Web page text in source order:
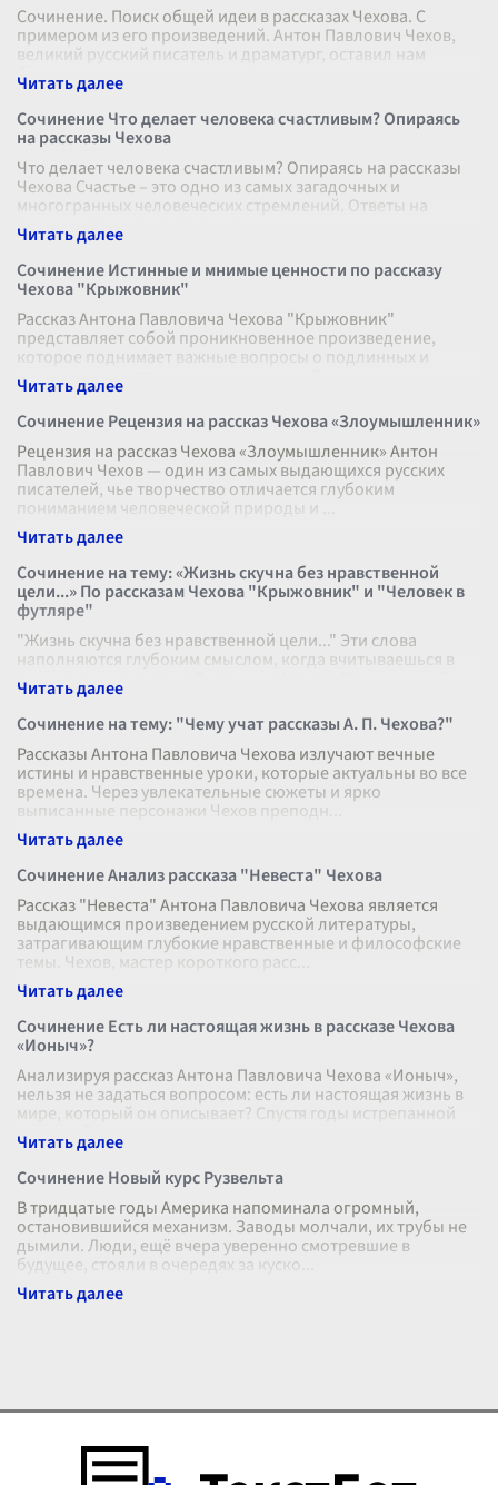
Сочинение. Поиск общей идеи в рассказах Чехова. С
примером из его произведений. Антон Павлович Чехов,
великий русский писатель и драматург, оставил нам
бесчисленное количество рас
Сочинение Что делает человека счастливым? Опираясь
на рассказы Чехова
Что делает человека счастливым? Опираясь на рассказы
Чехова Счастье – это одно из самых загадочных и
многогранных человеческих стремлений. Ответы на
вопрос о том, что делает челов
Сочинение Истинные и мнимые ценности по рассказу
Чехова "Крыжовник"
Рассказ Антона Павловича Чехова "Крыжовник"
представляет собой проникновенное произведение,
которое поднимает важные вопросы о подлинных и
мнимых ценностях в жизни человека. В цент
Сочинение Рецензия на рассказ Чехова «Злоумышленник»
Рецензия на рассказ Чехова «Злоумышленник» Антон
Павлович Чехов — один из самых выдающихся русских
писателей, чье творчество отличается глубоким
пониманием человеческой природы и
Сочинение на тему: «Жизнь скучна без нравственной
цели...» По рассказам Чехова "Крыжовник" и "Человек в
футляре"
"Жизнь скучна без нравственной цели..." Эти слова
наполняются глубоким смыслом, когда вчитываешься в
произведения Антона Павловича Чехова "Крыжовник" и
"Человек в футляре". Оба рас
Сочинение на тему: "Чему учат рассказы А. П. Чехова?"
Рассказы Антона Павловича Чехова излучают вечные
истины и нравственные уроки, которые актуальны во все
времена. Через увлекательные сюжеты и ярко
выписанные персонажи Чехов преподн
Сочинение Анализ рассказа "Невеста" Чехова
Рассказ "Невеста" Антона Павловича Чехова является
выдающимся произведением русской литературы,
затрагивающим глубокие нравственные и философские
темы. Чехов, мастер короткого расс
Сочинение Есть ли настоящая жизнь в рассказе Чехова
«Ионыч»?
Анализируя рассказ Антона Павловича Чехова «Ионыч»,
нельзя не задаться вопросом: есть ли настоящая жизнь в
мире, который он описывает? Спустя годы истрепанной
рутинной жизни, главн
Сочинение Новый курс Рузвельта
В тридцатые годы Америка напоминала огромный,
остановившийся механизм. Заводы молчали, их трубы не
дымили. Люди, ещё вчера уверенно смотревшие в
будущее, стояли в очередях за куско